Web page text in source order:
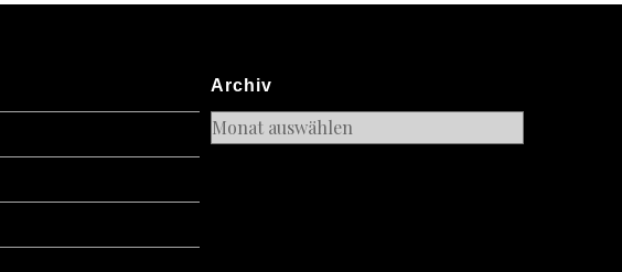
Archiv
Archiv